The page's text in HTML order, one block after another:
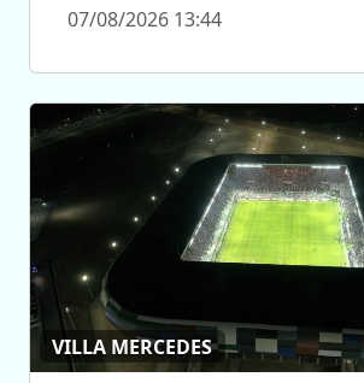
07/08/2026 13:44
VILLA MERCEDES